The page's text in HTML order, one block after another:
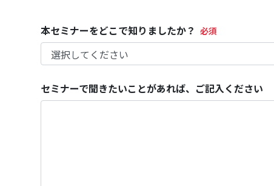
本セミナーをどこで知りましたか？
セミナーで聞きたいことがあれば、ご記入ください